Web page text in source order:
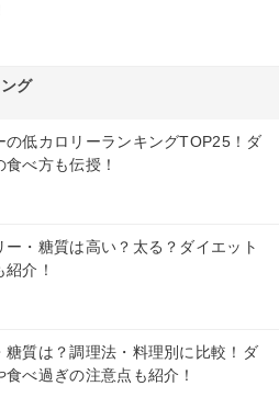
グ
の低カロリーランキングTOP25！ダ
べ方も伝授！
ー・糖質は高い？太る？ダイエット
介！
糖質は？調理法・料理別に比較！ダ
べ過ぎの注意点も紹介！